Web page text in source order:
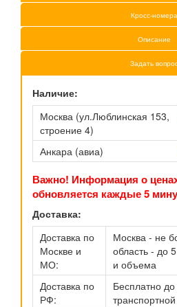
Кросс-номера
Описание
Задать
Наличие:
Москва (ул.Люблинская 153,
строение 4)
Анкара (авиа)
Важно! Информация о
обновляется каждые 5
Доставка:
Доставка по
Москве и
МО:
Москва - не
область - до
и объема
Доставка по
РФ:
Бесплатно